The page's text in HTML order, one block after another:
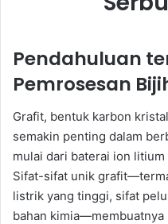
Pendahuluan
Pemrosesan
Grafit, bentuk karbon
semakin penting dalam
mulai dari baterai ion litium
Sifat-sifat unik
listrik yang tinggi, sifat
bahan